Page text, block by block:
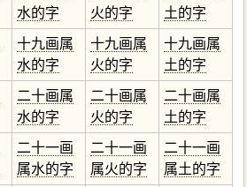
水的字
火的字
土的字
十九画属
水的字
十九画属
火的字
十九画属
土的字
二十画属
水的字
二十画属
火的字
二十画属
土的字
二十一画
属水的字
二十一画
属火的字
二十一画
属土的字